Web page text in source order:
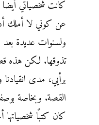
كانت شخصياتي أيضًا
عن كوني لا أملك
ولسنوات عديدة بعد
تذوقها. لكن هذه
برأيي، مدى
القصة. وبخاصة
كان كتبًا شخصياتها